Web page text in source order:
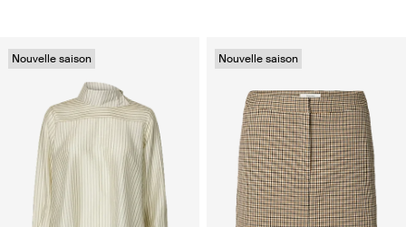
Nouvelle saison Nouvelle saison